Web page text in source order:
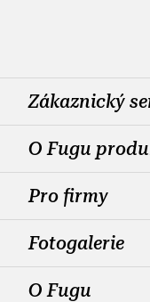
Zákaznický
O Fugu
Pro firmy
Fotogalerie
O Fugu